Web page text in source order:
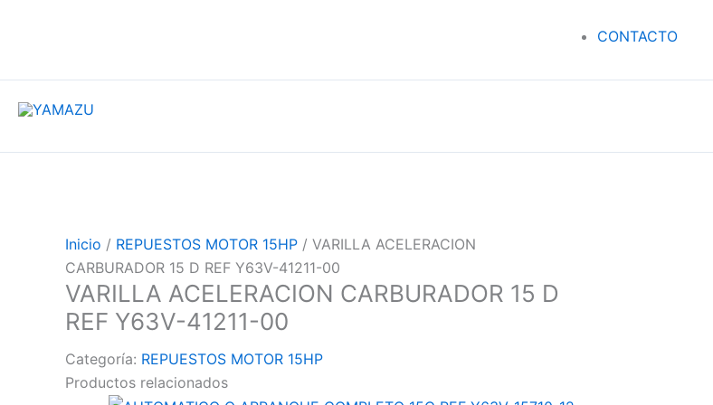
CONTACTO
Inicio / REPUESTOS MOTOR 15HP / VARILLA ACELERACION
CARBURADOR 15 D REF Y63V-41211-00
VARILLA ACELERACION CARBURADOR 15 D
REF Y63V-41211-00
Categoría: REPUESTOS MOTOR 15HP
Productos relacionados